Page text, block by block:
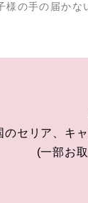
様の手の届かな
のセリア、キ
(一部お